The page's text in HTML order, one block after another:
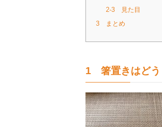
2-3 見た目
3 まとめ
1 箸置きはどう